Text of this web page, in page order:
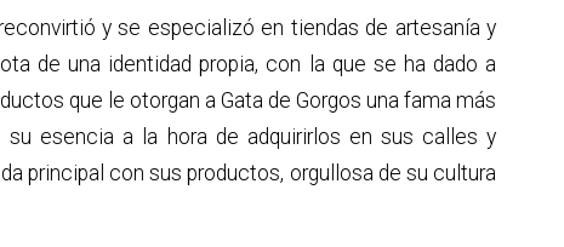
y se especializó en tiendas de artesanía y
de una identidad propia, con la que se ha dado a
que le otorgan a Gata de Gorgos una fama más
esencia a la hora de adquirirlos en sus calles y
principal con sus productos, orgullosa de su cultura